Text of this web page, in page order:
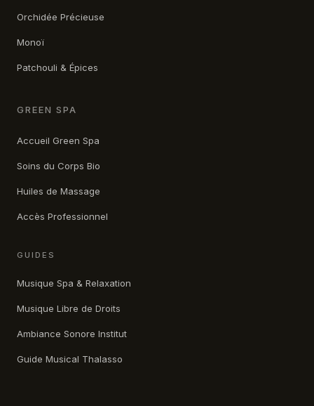
Orchidée Précieuse
Monoï
Patchouli & Épices
GREEN SPA
Accueil Green Spa
Soins du Corps Bio
Huiles de Massage
Accès Professionnel
GUIDES
Musique Spa & Relaxation
Musique Libre de Droits
Ambiance Sonore Institut
Guide Musical Thalasso